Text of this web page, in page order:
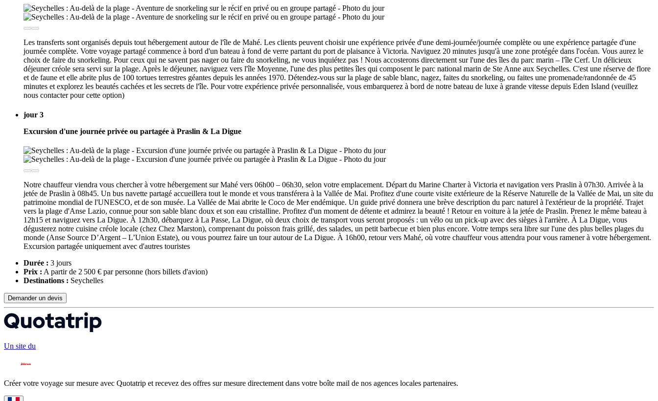
Les transferts sont organisés depuis tout hébergement autour de l'île de Mahé. Les clients peuvent choisir une expérience privée d'une demi-journée/journée complète ou une expérience partagée d'une
journée complète. Votre voyage partagé commence à bord d'un bateau à fond de verre partant du port de plaisance à Victoria. Naviguez 20 minutes jusqu'à une zone protégée dans l'océan. Vous aurez le
choix de faire du snorkeling. Pour ceux qui ne savent pas nager ou faire du snorkeling, ne vous inquiétez pas ! Nous accosterons directement sur l'une des îles du parc marin – l'île Cerf. Un délicieux
déjeuner créole sera servi sur la plage. Après le déjeuner, naviguez vers l'île Moyenne, l'une des plus petites îles qui composent le parc national marin de Ste Anne aux Seychelles. C'est une réserve de flore
et de faune et elle abrite plus de 100 tortues terrestres géantes depuis les années 1970. Détendez-vous sur la plage de sable blanc, nagez, faites du snorkeling, ou faites une promenade/randonnée de 45
minutes et explorez les beautés cachées et les secrets de l'île. Pour votre expérience privée personnalisée, vous embarquerez à bord de notre bateau de luxe à grande vitesse depuis Eden Island (veuillez
nous contacter pour cette option)
jour 3
Excursion d'une journée privée ou partagée à Praslin & La Digue
Notre chauffeur viendra vous chercher à votre hébergement sur Mahé vers 06h00 – 06h30, selon votre emplacement. Départ du Marine Charter à Victoria et navigation vers Praslin à 07h30. Arrivée à la
jetée de Praslin à 08h45. Un bus navette partagé accueillera tout le monde et vous transférera à la Vallée de Mai. Profitez d'une courte visite extérieure de la Réserve Naturelle de la Vallée de Mai, un site du
patrimoine mondial de l'UNESCO, et de son musée. La Vallée de Mai abrite le Coco de Mer endémique. Un guide privé donnera une brève description du parc naturel à l'extérieur de la propriété. Trajet
vers la plage d'Anse Lazio, connue pour son sable blanc doux et son eau cristalline. Profitez d'un moment de détente et admirez la beauté ! Retour en voiture à la jetée de Praslin. Prenez le même bateau à
12h15 et naviguez vers La Digue. À 12h30, débarquez à La Passe, La Digue, où deux choix de transport vous seront proposés : un vélo ou un pick-up avec des sièges à l'arrière. À La Digue, vous
dégusterez notre cuisine créole locale (chez Chez Marston), comprenant du poisson frais grillé, des salades, un petit barbecue et bien plus encore. Votre temps sera libre sur l'une des plus belles plages du
monde (Anse Source D’Argent – L’Union Estate), ou vous pourrez faire un tour autour de La Digue. À 16h00, retour vers Mahé, où votre chauffeur vous attendra pour vous ramener à votre hébergement.
Excursion partagée uniquement avec d'autres touristes
Durée : 3 jours
Prix : A partir de 2 500 € par personne (hors billets d'avion)
Destinations : Seychelles
Demander un devis
Un site du
Créer votre voyage sur mesure avec Quotatrip et recevez des offres sur mesure directement dans votre boîte mail de nos agences locales partenaires.